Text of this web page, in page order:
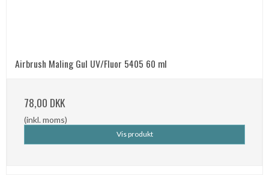
Airbrush Maling Gul UV/Fluor 5405 60 ml
78,00 DKK
(inkl. moms)
Vis produkt